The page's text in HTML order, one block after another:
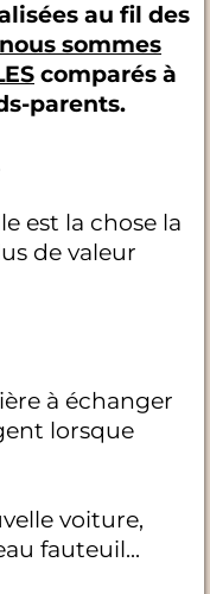
au fil des
nous sommes
comparés à
parents.
est la chose la
de valeur
à échanger
lorsque
voiture,
fauteuil...